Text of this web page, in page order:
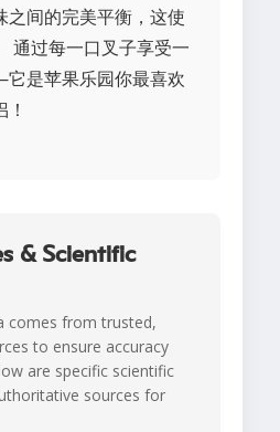
之间的完美平衡，这使
通过每一口叉子享受一
是苹果乐园你最喜欢
& Scientific
comes from trusted,
to ensure accuracy
are specific scientific
sources for